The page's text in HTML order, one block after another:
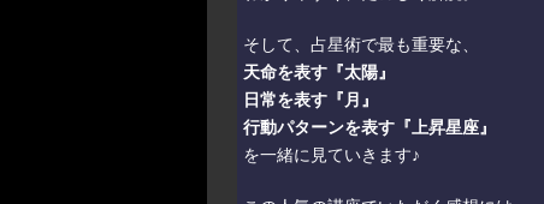
そして、占星術で最も重要な、
天命を表す『太陽』
日常を表す『月』
行動パターンを表す『上昇星座』
を一緒に見ていきます♪